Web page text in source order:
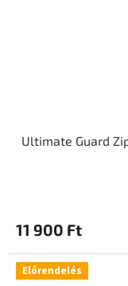
Ultimate Guard
11 900 Ft
Előrendelés